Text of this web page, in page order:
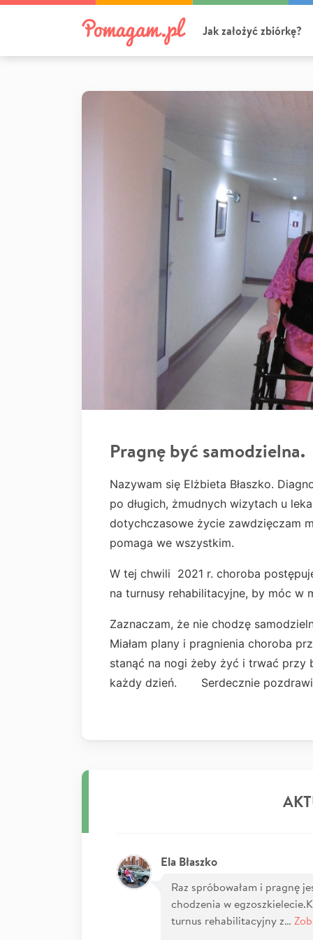
Jak założyć zbiórkę?
Pragnę być samodzielna.
Nazywam się Elżbieta Błaszko.
po długich, żmudnych wizytach u
dotychczasowe życie zawdzięczam
pomaga we wszystkim.
W tej chwili 2021 r. choroba
na turnusy rehabilitacyjne, by móc
Zaznaczam, że nie chodzę
Miałam plany i pragnienia choroba
stanąć na nogi żeby żyć i trwać przy
każdy dzień.
Ela Błaszko
Raz spróbowałam i pragnę
chodzenia w
turnus rehabilitacyjny z…